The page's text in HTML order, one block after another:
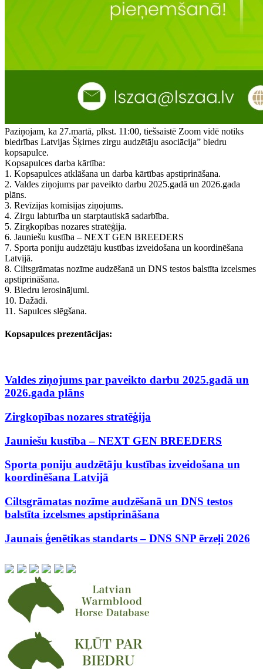
Paziņojam, ka 27.martā, plkst. 11:00, tiešsaistē Zoom vidē notiks
biedrības Latvijas Šķirnes zirgu audzētāju asociācija” biedru
kopsapulce.
Kopsapulces darba kārtība:
1. Kopsapulces atklāšana un darba kārtības apstiprināšana.
2. Valdes ziņojums par paveikto darbu 2025.gadā un 2026.gada
plāns.
3. Revīzijas komisijas ziņojums.
4. Zirgu labturība un starptautiskā sadarbība.
5. Zirgkopības nozares stratēģija.
6. Jauniešu kustība – NEXT GEN BREEDERS
7. Sporta poniju audzētāju kustības izveidošana un koordinēšana
Latvijā.
8. Ciltsgrāmatas nozīme audzēšanā un DNS testos balstīta izcelsmes
apstiprināšana.
9. Biedru ierosinājumi.
10. Dažādi.
11. Sapulces slēgšana.
Kopsapulces prezentācijas:
Valdes ziņojums par paveikto darbu 2025.gadā un
2026.gada plāns
Zirgkopības nozares stratēģija
Jauniešu kustība – NEXT GEN BREEDERS
Sporta poniju audzētāju kustības izveidošana un
koordinēšana Latvijā
Ciltsgrāmatas nozīme audzēšanā un DNS testos
balstīta izcelsmes apstiprināšana
Jaunais ģenētikas standarts – DNS SNP ērzeļi 2026